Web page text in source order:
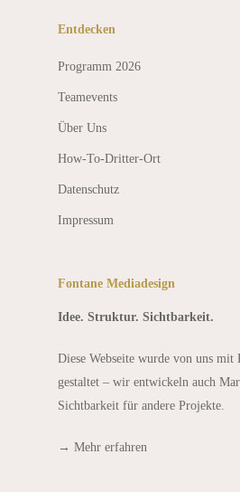
Entdecken
Programm 2026
Teamevents
Über Uns
How-To-Dritter-Ort
Datenschutz
Impressum
Fontane Mediadesign
Idee. Struktur. Sichtbarkeit.
Diese Webseite wurde von uns mit
gestaltet – wir entwickeln auch
Sichtbarkeit für andere Projekte.
→ Mehr erfahren